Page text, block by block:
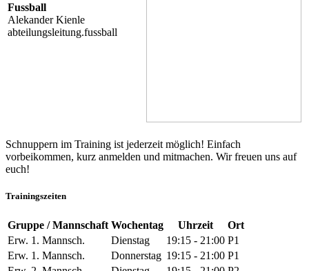
Fussball
Alekander Kienle
abteilungsleitung.fussball
Schnuppern im Training ist jederzeit möglich! Einfach
vorbeikommen, kurz anmelden und mitmachen. Wir freuen uns auf
euch!
Trainingszeiten
Gruppe / Mannschaft Wochentag Uhrzeit
Ort
Erw. 1. Mannsch.
Dienstag 19:15 - 21:00 P1
Erw. 1. Mannsch.
Donnerstag 19:15 - 21:00 P1